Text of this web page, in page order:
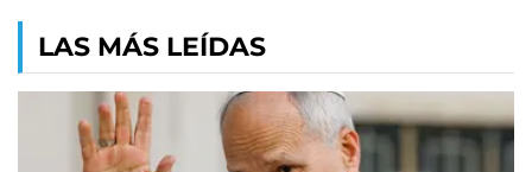
LAS MÁS LEÍDAS